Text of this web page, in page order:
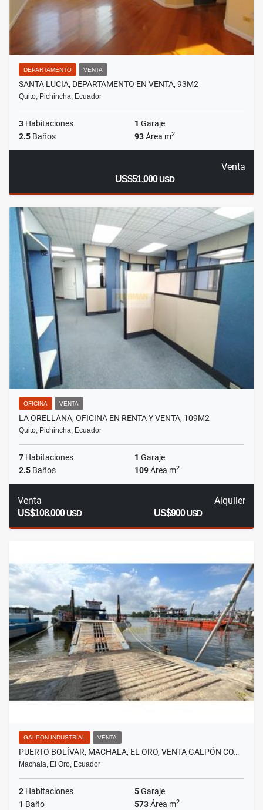
DEPARTAMENTO VENTA
SANTA LUCIA, DEPARTAMENTO EN VENTA, 93M2
Quito, Pichincha, Ecuador
3 Habitaciones 1 Garaje
2.5 Baños 93Área m2
Venta
US$51,000USD
OFICINA VENTA
LA ORELLANA, OFICINA EN RENTA Y VENTA, 109M2
Quito, Pichincha, Ecuador
7 Habitaciones 1 Garaje
2.5 Baños 109Área m2
Venta
US$108,000USD
Alquiler
US$900USD
GALPON INDUSTRIAL VENTA
PUERTO BOLÍVAR, MACHALA, EL ORO, VENTA GALPÓN CO…
Machala, El Oro, Ecuador
2 Habitaciones 5Garaje
1 Baño 573Área m2